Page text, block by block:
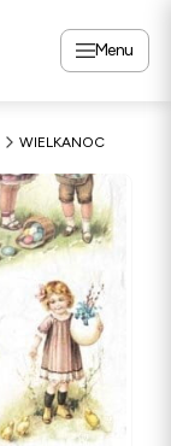
Menu
WIELKANOC